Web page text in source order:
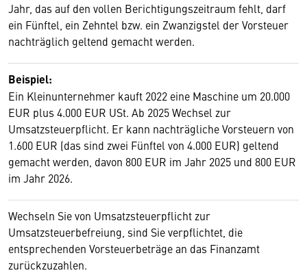
Jahr, das auf den vollen Berichtigungszeitraum fehlt, darf
ein Fünftel, ein Zehntel bzw. ein Zwanzigstel der Vorsteuer
nachträglich geltend gemacht werden.
Beispiel:
Ein Kleinunternehmer kauft 2022 eine Maschine um 20.000
EUR plus 4.000 EUR USt. Ab 2025 Wechsel zur
Umsatzsteuerpflicht. Er kann nachträgliche Vorsteuern von
1.600 EUR (das sind zwei Fünftel von 4.000 EUR) geltend
gemacht werden, davon 800 EUR im Jahr 2025 und 800 EUR
im Jahr 2026.
Wechseln Sie von Umsatzsteuerpflicht zur
Umsatzsteuerbefreiung, sind Sie verpflichtet, die
entsprechenden Vorsteuerbeträge an das Finanzamt
zurückzuzahlen.